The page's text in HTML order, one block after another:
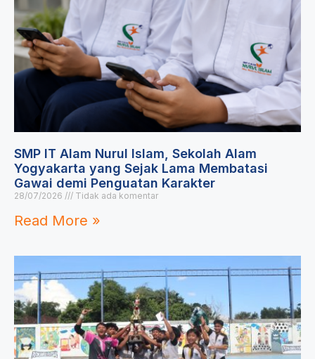
SMP IT Alam Nurul Islam, Sekolah Alam
Yogyakarta yang Sejak Lama Membatasi
Gawai demi Penguatan Karakter
28/07/2026 Tidak ada komentar
Read More »